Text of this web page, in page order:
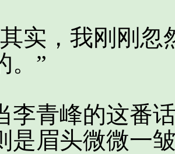
，我刚刚忽
。”
峰的这番话
是眉头微微一